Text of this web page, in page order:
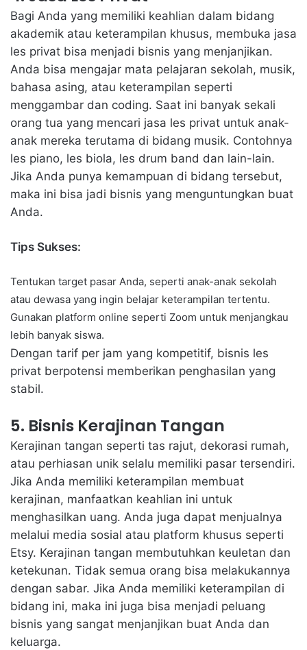
Bagi Anda yang memiliki keahlian dalam bidang
akademik atau keterampilan khusus, membuka jasa
les privat bisa menjadi bisnis yang menjanjikan.
Anda bisa mengajar mata pelajaran sekolah, musik,
bahasa asing, atau keterampilan seperti
menggambar dan coding. Saat ini banyak sekali
orang tua yang mencari jasa les privat untuk anak-
anak mereka terutama di bidang musik. Contohnya
les piano, les biola, les drum band dan lain-lain.
Jika Anda punya kemampuan di bidang tersebut,
maka ini bisa jadi bisnis yang menguntungkan buat
Anda.
Tips Sukses:
Tentukan target pasar Anda, seperti anak-anak sekolah
atau dewasa yang ingin belajar keterampilan tertentu.
Gunakan platform online seperti Zoom untuk menjangkau
lebih banyak siswa.
Dengan tarif per jam yang kompetitif, bisnis les
privat berpotensi memberikan penghasilan yang
stabil.
5. Bisnis Kerajinan Tangan
Kerajinan tangan seperti tas rajut, dekorasi rumah,
atau perhiasan unik selalu memiliki pasar tersendiri.
Jika Anda memiliki keterampilan membuat
kerajinan, manfaatkan keahlian ini untuk
menghasilkan uang. Anda juga dapat menjualnya
melalui media sosial atau platform khusus seperti
Etsy. Kerajinan tangan membutuhkan keuletan dan
ketekunan. Tidak semua orang bisa melakukannya
dengan sabar. Jika Anda memiliki keterampilan di
bidang ini, maka ini juga bisa menjadi peluang
bisnis yang sangat menjanjikan buat Anda dan
keluarga.